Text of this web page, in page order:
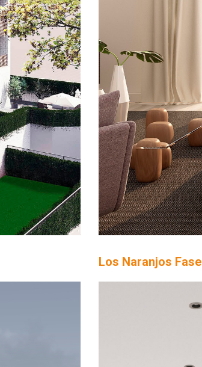
Los Naranjos Fase I